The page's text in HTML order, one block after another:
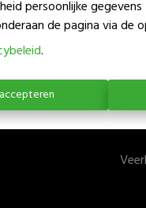
persoonlijke
de pagina via de
.